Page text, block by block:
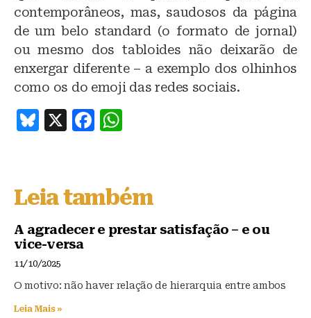
contemporâneos, mas, saudosos da página
de um belo standard (o formato de jornal)
ou mesmo dos tabloides não deixarão de
enxergar diferente – a exemplo dos olhinhos
como os do emoji das redes sociais.
B
s
k
y
X
F
e
b
o
s
A
p
Leia também
A agradecer e prestar satisfação – e ou
vice-versa
11/10/2025
O motivo: não haver relação de hierarquia entre ambos
Leia Mais »